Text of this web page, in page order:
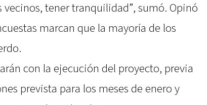
vecinos, tener tranquilidad”, sumó. Opinó
marcan que la mayoría de los
con la ejecución del proyecto, previa
prevista para los meses de enero y